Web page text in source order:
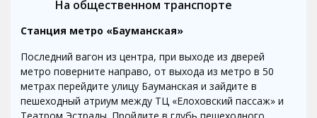
На общественном транспорте
Станция метро «Бауманская»
Последний вагон из центра, при выходе из дверей
метро поверните направо, от выхода из метро в 50
метрах перейдите улицу Бауманская и зайдите в
пешеходный атриум между ТЦ «Елоховский пассаж» и